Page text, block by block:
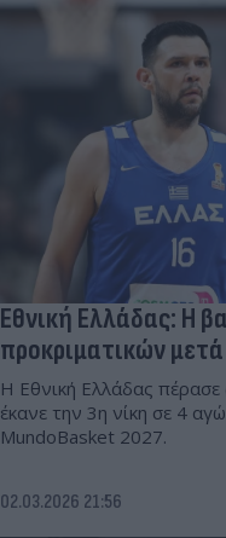
Εθνική Ελλάδας: Η
προκριματικών
Η Εθνική Ελλάδας
έκανε την 3η νίκη σε 4
MundoBasket 2027.
02.03.2026 21:56